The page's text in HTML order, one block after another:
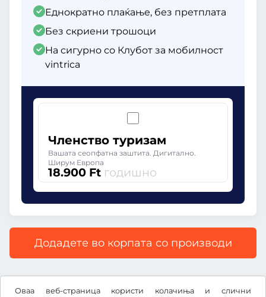
Оваа веб-страница користи колачиња и слични
Еднократно плаќање, без претплата
Без скриени трошоци
На сигурно со Клубот за мобилност
vintrica
Членство туризам
Вашата сеопфатна заштита. Дигитално.
Ширум Европа
18.900 Ft годишно
Додадете во корпата со производи
Сите цени со вклучен законски ДДВ.